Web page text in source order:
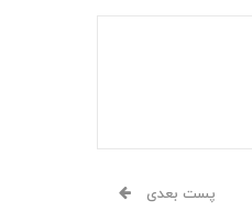
پست بعدی